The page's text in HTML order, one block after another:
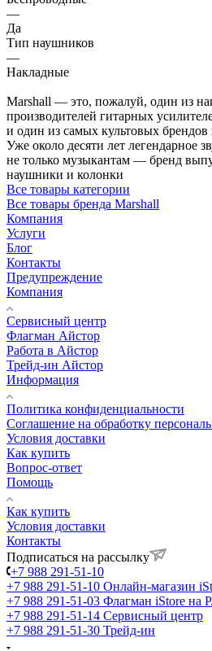
—
Да
Тип наушников
—
Накладные
Marshall — это, пожалуй, один из
производителей гитарных
и один из самых культовых
Уже около десяти лет легендарное
не только музыкантам — бренд
наушники и колонки
Все товары категории
Все товары бренда Marshall
Компания
Услуги
Блог
Контакты
Предупреждение
Компания
Сервисный центр
Флагман Айстор
Работа в Айстор
Трейд-ин Айстор
Информация
Политика конфиденциальности
Соглашение на обработку
Условия доставки
Как купить
Вопрос-ответ
Помощь
Как купить
Условия доставки
Контакты
Подписаться на рассылку
+7 988 291-51-10
+7 988 291-51-10 Онлайн-магазин
+7 988 291-51-03 Флагман iStore на
+7 988 291-51-14 Сервисный центр
+7 988 291-51-30 Трейд-ин